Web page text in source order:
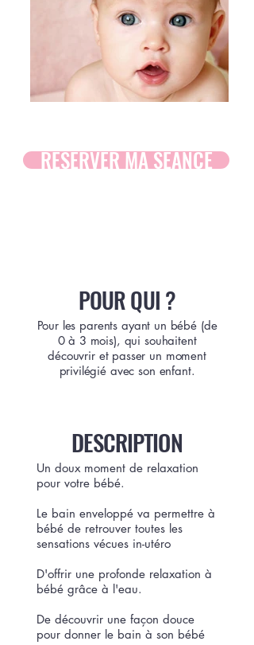
RÉSERVER MA SEANCE
POUR QUI ?
Pour les parents ayant un bébé (de
0 à 3 mois), qui souhaitent
découvrir et passer un moment
privilégié avec son enfant.
DESCRIPTION
Un doux moment de relaxation
pour votre bébé.
Le bain enveloppé va permettre à
bébé de retrouver toutes les
sensations vécues in-utéro
D'offrir une profonde relaxation à
bébé grâce à l'eau.
De découvrir une façon douce
pour donner le bain à son bébé